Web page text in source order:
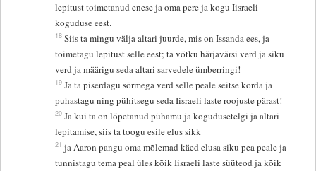
lepitust toimetanud enese ja oma pere ja kogu Iisraeli
koguduse eest.
18 Siis ta mingu välja altari juurde, mis on Issanda ees, ja
toimetagu lepitust selle eest; ta võtku härjavärsi verd ja siku
verd ja määrigu seda altari sarvedele ümberringi!
19 Ja ta piserdagu sõrmega verd selle peale seitse korda ja
puhastagu ning pühitsegu seda Iisraeli laste roojuste pärast!
20 Ja kui ta on lõpetanud pühamu ja kogudusetelgi ja altari
lepitamise, siis ta toogu esile elus sikk
21 ja Aaron pangu oma mõlemad käed elusa siku pea peale ja
tunnistagu tema peal üles kõik Iisraeli laste süüteod ja kõik